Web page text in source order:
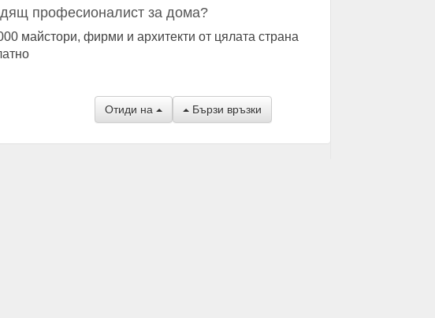
професионалист за дома?
майстори, фирми и архитекти от цялата страна
Отиди на Бързи връзки